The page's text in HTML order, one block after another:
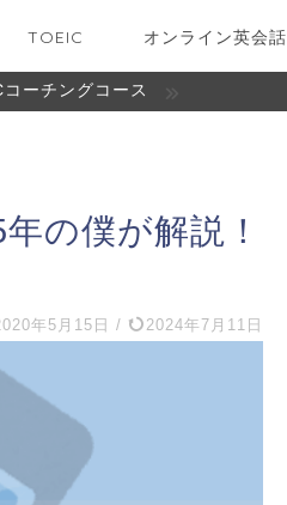
TOEIC オンライン英会話
ーチングコース
の僕が解説！
年5月15日 / 2024年7月11日